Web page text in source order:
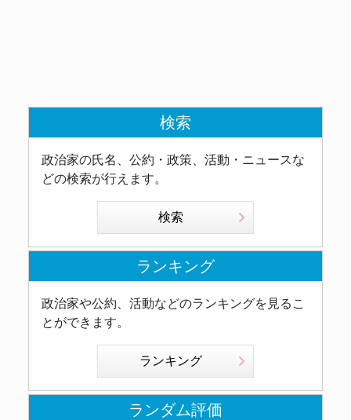
検索
政治家の氏名、公約・政策、活動・ニュースな
どの検索が行えます。
検索
ランキング
政治家や公約、活動などのランキングを見るこ
とができます。
ランキング
ランダム評価